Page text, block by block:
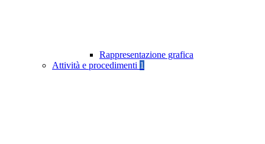
Rappresentazione grafica
Attività e procedimenti 1